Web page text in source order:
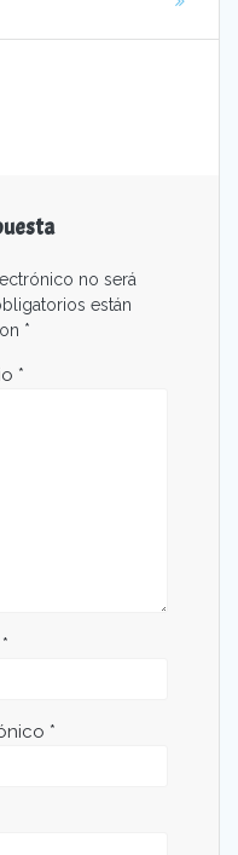
no será
están
*
*
*
*